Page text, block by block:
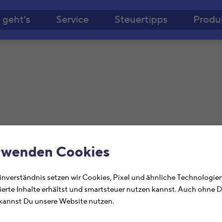
Cookies
setzen wir Cookies, Pixel und ähnliche
Inhalte erhältst und smartsteuer nutzen kannst. Auch ohne
Du unsere Website nutzen.
Zum Hauptinhalt
geht's Service Steuertipps
zum Finanzamt Kiel, Feldstr.